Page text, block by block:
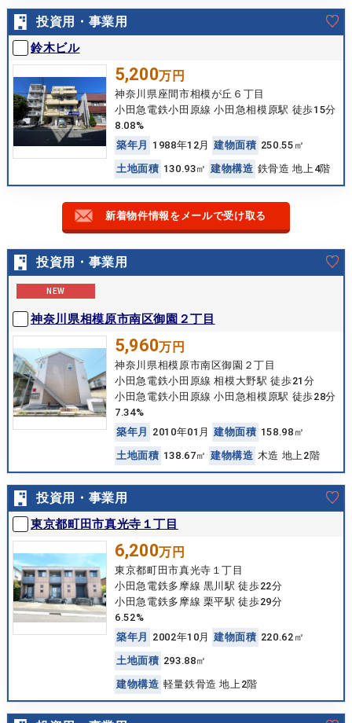
投資用・事業用
鈴木ビル
5,200万円
神奈川県座間市相模が丘６丁目
小田急電鉄小田原線 小田急相模原駅 徒歩15分
8.08%
築年月 1988年12月 建物面積 250.55㎡
土地面積 130.93㎡ 建物構造 鉄骨造 地上4階
新着物件情報をメールで受け取る
投資用・事業用
NEW
神奈川県相模原市南区御園２丁目
5,960万円
神奈川県相模原市南区御園２丁目
小田急電鉄小田原線 相模大野駅 徒歩21分
小田急電鉄小田原線 小田急相模原駅 徒歩28分
7.34%
築年月 2010年01月 建物面積 158.98㎡
土地面積 138.67㎡ 建物構造 木造 地上2階
投資用・事業用
東京都町田市真光寺１丁目
6,200万円
東京都町田市真光寺１丁目
小田急電鉄多摩線 黒川駅 徒歩22分
小田急電鉄多摩線 栗平駅 徒歩29分
6.52%
築年月 2002年10月 建物面積 220.62㎡
土地面積 293.88㎡
建物構造 軽量鉄骨造 地上2階